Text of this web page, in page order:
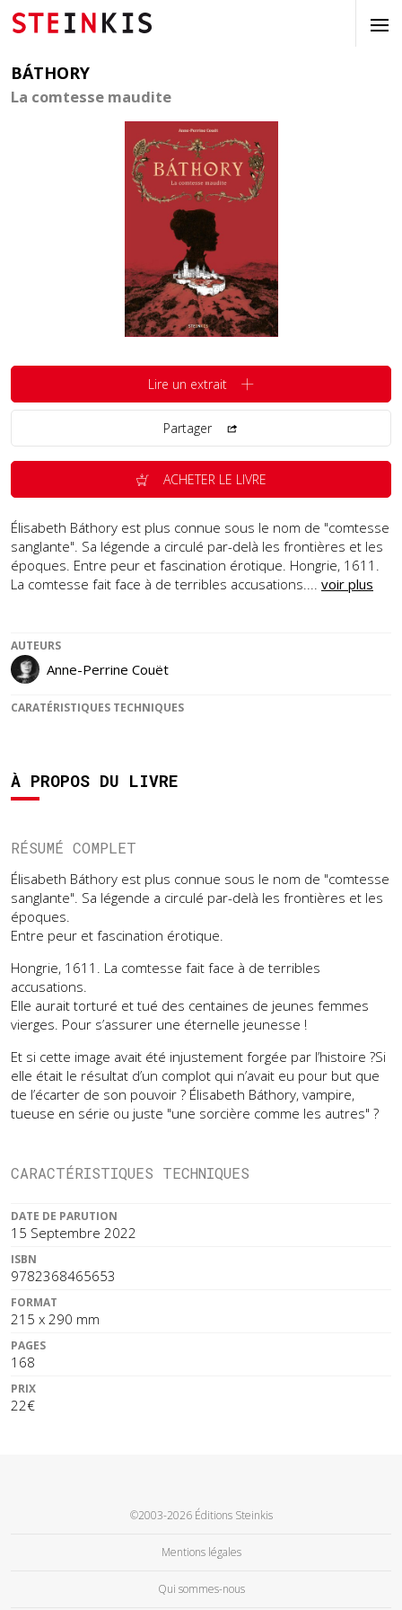
BÁTHORY
La comtesse maudite
Lire un extrait
Partager
ACHETER LE LIVRE
Élisabeth Báthory est plus connue sous le nom de "comtesse
sanglante". Sa légende a circulé par-delà les frontières et les
époques. Entre peur et fascination érotique. Hongrie, 1611.
La comtesse fait face à de terribles accusations.... voir plus
AUTEURS
Anne-Perrine Couët
CARATÉRISTIQUES TECHNIQUES
À PROPOS DU LIVRE
RÉSUMÉ COMPLET
Élisabeth Báthory est plus connue sous le nom de "comtesse
sanglante". Sa légende a circulé par-delà les frontières et les
époques.
Entre peur et fascination érotique.
Hongrie, 1611. La comtesse fait face à de terribles
accusations.
Elle aurait torturé et tué des centaines de jeunes femmes
vierges. Pour s’assurer une éternelle jeunesse !
Et si cette image avait été injustement forgée par l’histoire ?Si
elle était le résultat d’un complot qui n’avait eu pour but que
de l’écarter de son pouvoir ? Élisabeth Báthory, vampire,
tueuse en série ou juste "une sorcière comme les autres" ?
CARACTÉRISTIQUES TECHNIQUES
DATE DE PARUTION
15 Septembre 2022
ISBN
9782368465653
FORMAT
215 x 290 mm
PAGES
168
PRIX
22€
©2003-2026 Éditions Steinkis
Mentions légales
Qui sommes-nous